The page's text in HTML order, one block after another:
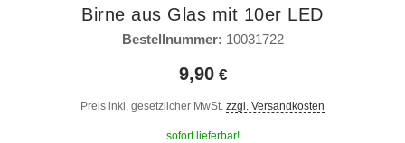
Birne aus Glas mit 10er LED
Bestellnummer: 10031722
9,90
Preis inkl. gesetzlicher MwSt. zzgl. Versandkosten
sofort lieferbar!